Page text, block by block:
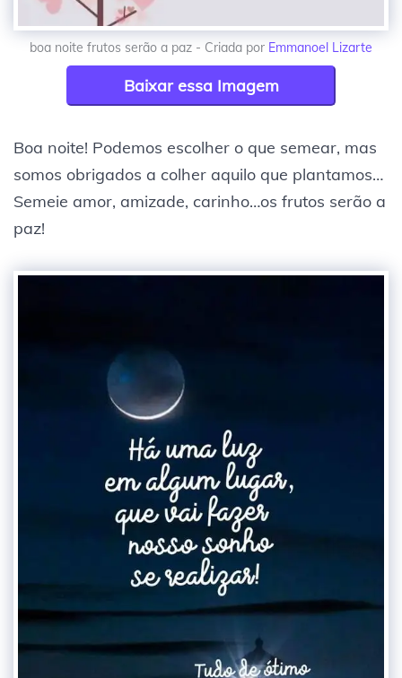
boa noite frutos serão a paz - Criada por Emmanoel Lizarte
Baixar essa Imagem
Boa noite! Podemos escolher o que semear, mas
somos obrigados a colher aquilo que plantamos…
Semeie amor, amizade, carinho…os frutos serão a
paz!